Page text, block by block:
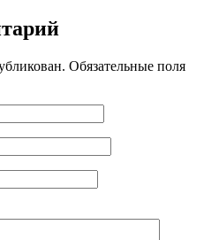
Обязательные поля